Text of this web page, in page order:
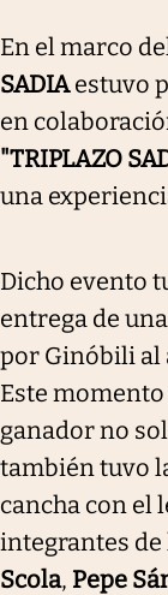
En el marco
SADIAestuvo
en
"TRIPLAZO
una
Dicho evento
entrega de
por Ginóbili al
Este
ganador no
también tuvo
cancha con el
integrantes de
Scola, Pepe